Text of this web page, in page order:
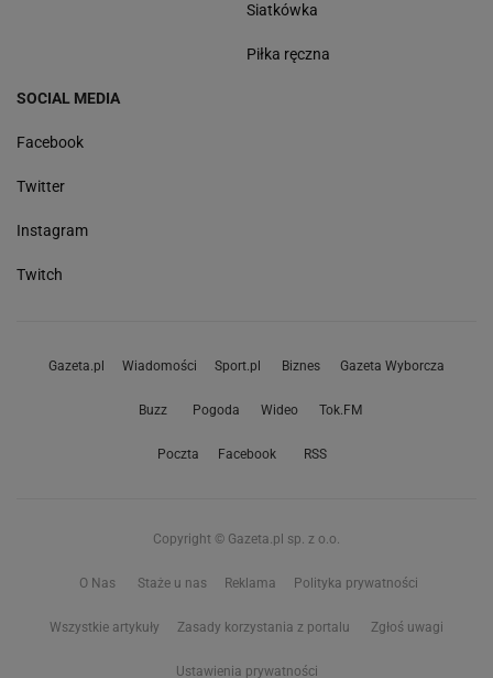
Siatkówka
Piłka ręczna
SOCIAL MEDIA
Facebook
Twitter
Instagram
Twitch
Gazeta.pl Wiadomości Sport.pl Biznes Gazeta Wyborcza
Buzz Pogoda Wideo Tok.FM
Poczta Facebook RSS
Copyright © Gazeta.pl sp. z o.o.
O Nas Staże u nas Reklama Polityka prywatności
Wszystkie artykuły Zasady korzystania z portalu Zgłoś uwagi
Ustawienia prywatności